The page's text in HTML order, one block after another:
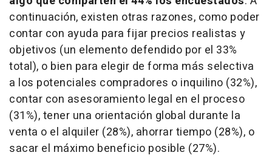
continuación, existen otras razones, como poder
contar con ayuda para fijar precios realistas y
objetivos (un elemento defendido por el 33%
total), o bien para elegir de forma más selectiva
a los potenciales compradores o inquilino (32%),
contar con asesoramiento legal en el proceso
(31%), tener una orientación global durante la
venta o el alquiler (28%), ahorrar tiempo (28%), o
sacar el máximo beneficio posible (27%).